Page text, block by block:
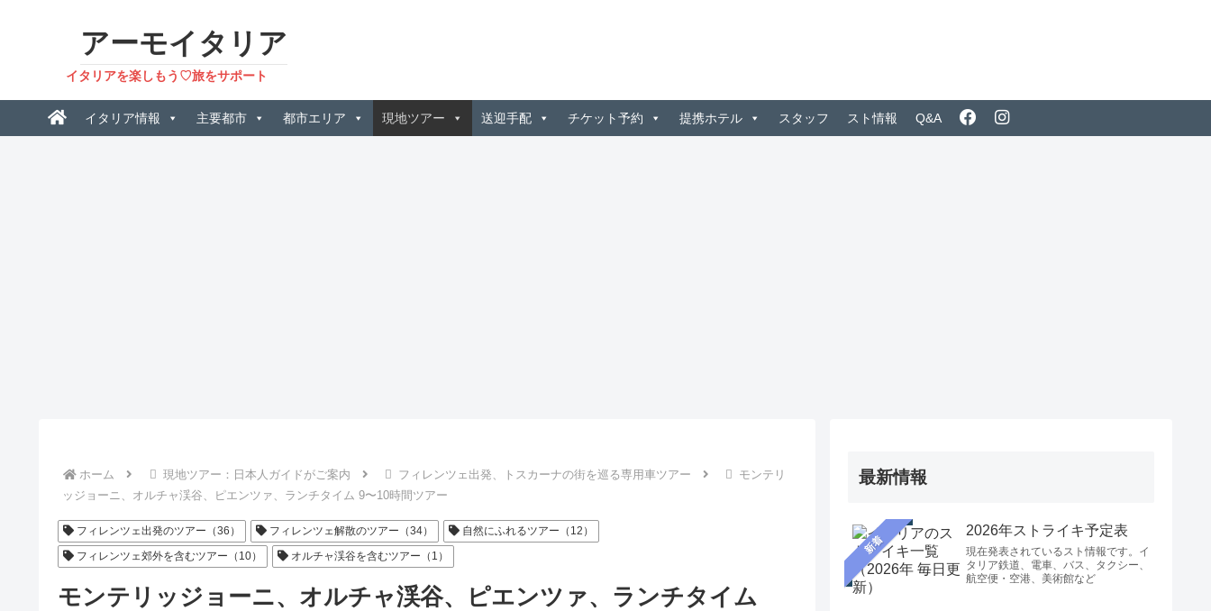
アーモイタリア
イタリアを楽しもう♡旅をサポート
イタリア情報 主要都市 都市エリア 現地ツアー 送迎手配 チケット予約 提携ホテル スタッフ スト情報 Q&A
ホーム 現地ツアー：日本人ガイドがご案内 フィレンツェ出発、トスカーナの街を巡る専用車ツアー
モンテリ
ッジョーニ、オルチャ渓谷、ピエンツァ、ランチタイム 9〜10時間ツアー
フィレンツェ出発のツアー（36） フィレンツェ解散のツアー（34）
自然にふれるツアー（12）
フィレンツェ郊外を含むツアー（10）
オルチャ渓谷を含むツアー（1）
モンテリッジョーニ、オルチャ渓谷、ピエンツァ、ランチタイム
最新情報
新着
2026年ストライキ予定表
現在発表されているスト情報です。イ
タリア鉄道、電車、バス、タクシー、
航空便・空港、美術館など